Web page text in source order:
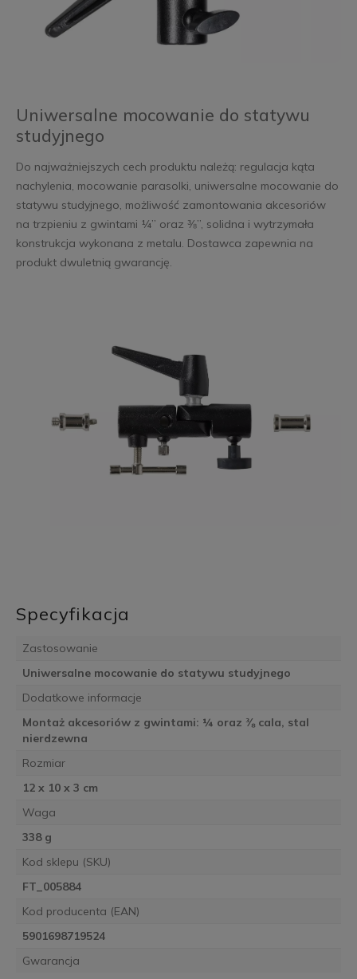
Uniwersalne mocowanie do statywu
studyjnego
Do najważniejszych cech produktu należą: regulacja kąta
nachylenia, mocowanie parasolki, uniwersalne mocowanie do
statywu studyjnego, możliwość zamontowania akcesoriów
na trzpieniu z gwintami ¼” oraz ⅜”, solidna i wytrzymała
konstrukcja wykonana z metalu. Dostawca zapewnia na
produkt dwuletnią gwarancję.
Specyfikacja
Zastosowanie
Uniwersalne mocowanie do statywu studyjnego
Dodatkowe informacje
Montaż akcesoriów z gwintami: ¼ oraz ⅜ cala, stal
nierdzewna
Rozmiar
12 x 10 x 3 cm
Waga
338 g
Kod sklepu (SKU)
FT_005884
Kod producenta (EAN)
5901698719524
Gwarancja